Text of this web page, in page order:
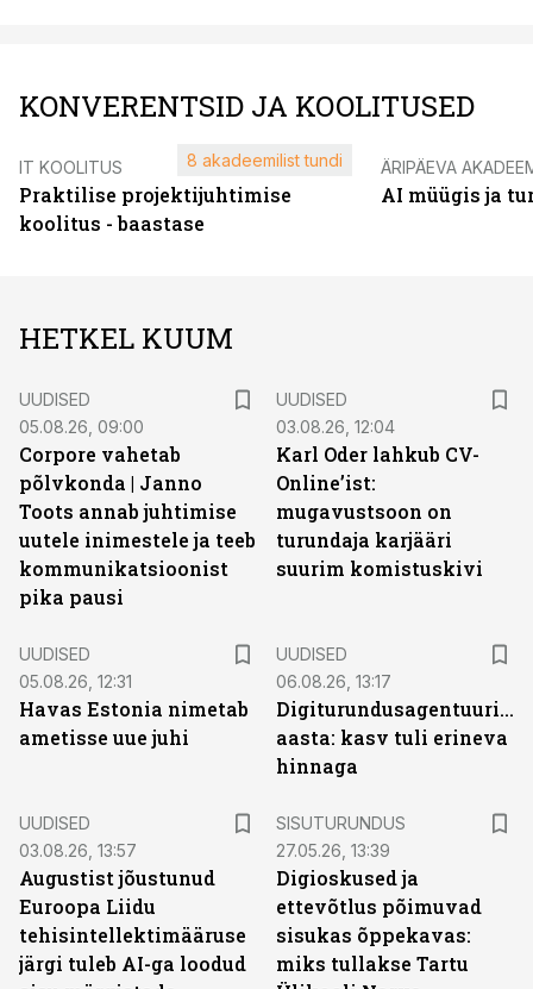
KONVERENTSID JA KOOLITUSED
IT KOOLITUS
Praktilise projektijuhtimise
koolitus - baastase
8 akadeemilist tundi ÄRIPÄEVA
AI müügis ja
HETKEL KUUM
UUDISED
05.08.26, 09:00
Corpore vahetab
põlvkonda | Janno
Toots annab juhtimise
uutele inimestele ja teeb
kommunikatsioonist
pika pausi
UUDISED
03.08.26, 12:04
Karl Oder lahkub CV-
Online’ist:
mugavustsoon on
turundaja karjääri
suurim komistuskivi
UUDISED
05.08.26, 12:31
Havas Estonia nimetab
ametisse uue juhi
UUDISED
06.08.26, 13:17
Digiturundusagentuuride
aasta: kasv tuli erineva
hinnaga
UUDISED
03.08.26, 13:57
Augustist jõustunud
Euroopa Liidu
tehisintellektimääruse
järgi tuleb AI-ga loodud
SISUTURUNDUS
27.05.26, 13:39
Digioskused ja
ettevõtlus põimuvad
sisukas õppekavas:
miks tullakse Tartu